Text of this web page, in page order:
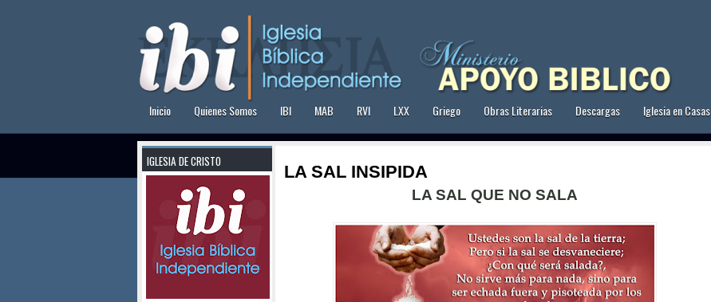
Inicio Quienes Somos IBI MAB RVI LXX Griego Obras Literarias Descargas Iglesia en Casas
LA SAL INSIPIDA
LA SAL QUE NO SALA
IGLESIA DE CRISTO